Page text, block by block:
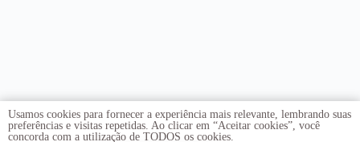
Usamos cookies para fornecer a experiência mais relevante, lembrando suas
preferências e visitas repetidas. Ao clicar em “Aceitar cookies”, você
concorda com a utilização de TODOS os cookies.